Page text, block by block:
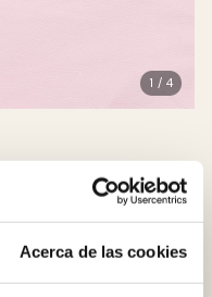
Acerca de las cookies
1 / 4
AL CARRITO